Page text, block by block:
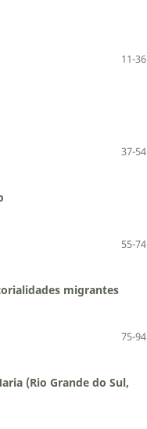
11-36
37-54
55-74
migrantes
75-94
(Rio Grande do Sul,